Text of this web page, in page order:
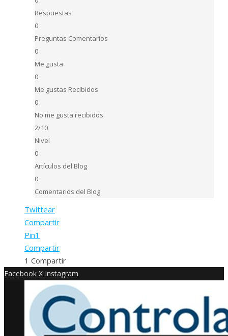
Respuestas
0
Preguntas Comentarios
0
Me gusta
0
Me gustas Recibidos
0
No me gusta recibidos
2/10
Nivel
0
Artículos del Blog
0
Comentarios del Blog
Twittear
Compartir
Pin1
Compartir
1 Compartir
Facebook X Instagram